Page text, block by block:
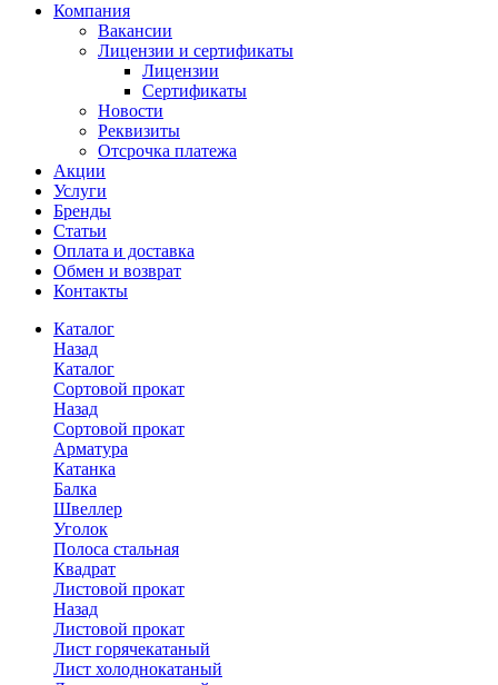
Компания
Вакансии
Лицензии и сертификаты
Лицензии
Сертификаты
Новости
Реквизиты
Отсрочка платежа
Акции
Услуги
Бренды
Статьи
Оплата и доставка
Обмен и возврат
Контакты
Каталог
Назад
Каталог
Сортовой прокат
Назад
Сортовой прокат
Арматура
Катанка
Балка
Швеллер
Уголок
Полоса стальная
Квадрат
Листовой прокат
Назад
Листовой прокат
Лист горячекатаный
Лист холоднокатаный